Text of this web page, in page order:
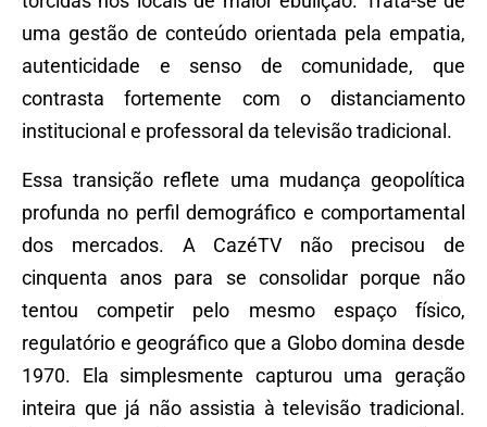
uma gestão de conteúdo orientada pela empatia,
autenticidade e senso de comunidade, que
contrasta fortemente com o distanciamento
institucional e professoral da televisão tradicional.
Essa transição reflete uma mudança geopolítica
profunda no perfil demográfico e comportamental
dos mercados. A CazéTV não precisou de
cinquenta anos para se consolidar porque não
tentou competir pelo mesmo espaço físico,
regulatório e geográfico que a Globo domina desde
1970. Ela simplesmente capturou uma geração
inteira que já não assistia à televisão tradicional.